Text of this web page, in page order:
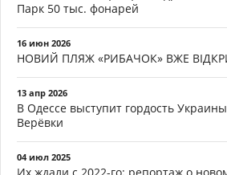
Парк 50 тыс. фонарей
16 июн 2026
НОВИЙ ПЛЯЖ «РИБАЧОК» ВЖЕ
13 апр 2026
В Одессе выступит гордость Украины
Верёвки
04 июл 2025